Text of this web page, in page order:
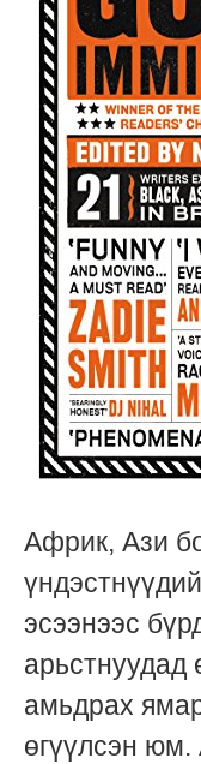
Африк, Ази
эсээнээс
амьдрах
өгүүлсэн юм.